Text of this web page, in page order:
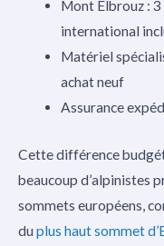
Mont Elbrouz :
international
Matériel
achat neuf
Assurance
Cette différence
beaucoup d’alpinistes
sommets européens,
du plus haut sommet